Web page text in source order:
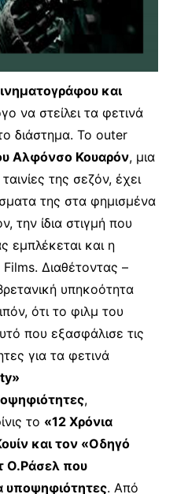
και
να στείλει τα φετινά
διάστημα. Το outer
Αλφόνσο Κουαρόν, μια
της σεζόν, έχει
της στα φημισμένα
την ίδια στιγμή που
εμπλέκεται και η
Films. Διαθέτοντας –
υπηκοότητα
ότι το φιλμ του
που εξασφάλισε τις
για τα φετινά
,
το «12 Χρόνια
και τον «Οδηγό
Ο.Ράσελ που
υποψηφιότητες. Από